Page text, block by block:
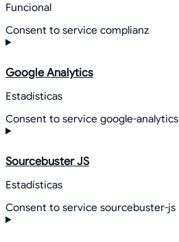
Funcional
Consent to service complianz
Google Analytics
Estadísticas
Consent to service google-analytics
Sourcebuster JS
Estadísticas
Consent to service sourcebuster-js